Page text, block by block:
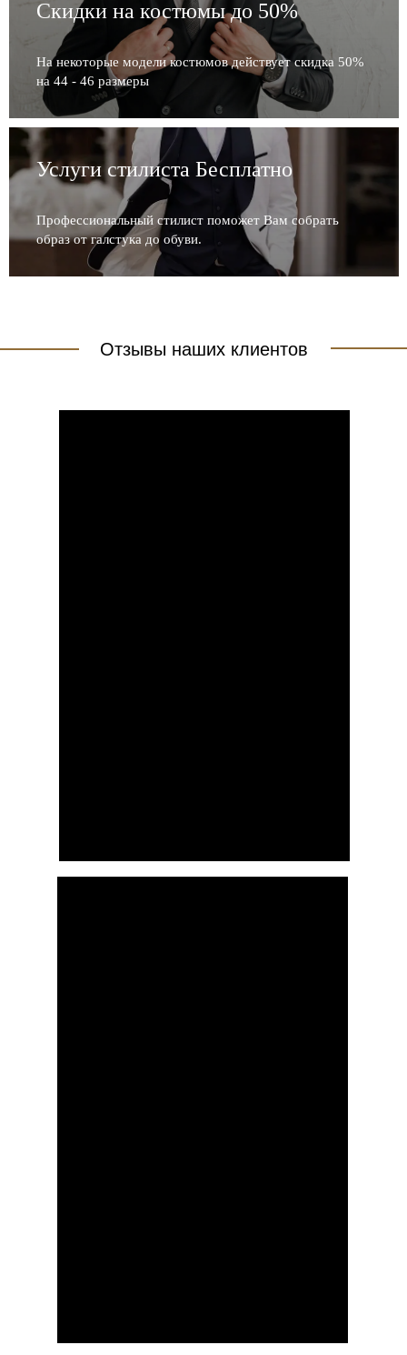
Скидки на костюмы до 50%
На некоторые модели костюмов действует скидка 50%
на 44 - 46 размеры
Услуги стилиста Бесплатно
Профессиональный стилист поможет Вам собрать
образ от галстука до обуви.
Отзывы наших клиентов